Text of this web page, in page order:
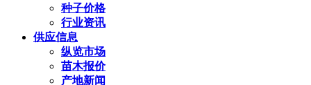
种子价格
行业资讯
供应信息
纵览市场
苗木报价
产地新闻